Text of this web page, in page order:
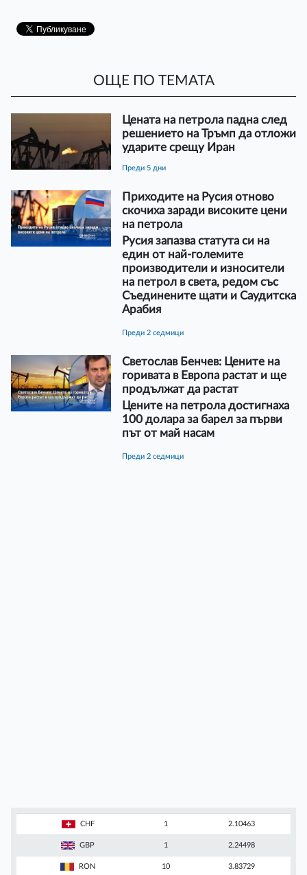
ОЩЕ ПО ТЕМАТА
Цената на петрола падна след
решението на Тръмп да отложи
ударите срещу Иран
преди 5 дни
Приходите на Русия отново
скочиха заради високите цени
на петрола
Русия запазва статута си на
един от най-големите
производители и износители
на петрол в света, редом със
Съединените щати и Саудитска
Арабия
преди 2 седмици
Светослав Бенчев: Цените на
горивата в Европа растат и ще
продължат да растат
Цените на петрола достигнаха
100 долара за барел за първи
път от май насам
преди 2 седмици
CHF 1 2.10463
GBP 1 2.24498
RON 10 3.83729